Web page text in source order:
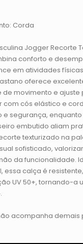
Corda
Jogger Recorte
conforto e
em atividades
oferece
movimento e ajuste
cós elástico e
segurança,
embutido aliam
texturizado na
sofisticado,
da funcionalidade.
essa calça é
UV 50+, tornando-a
acompanha demais